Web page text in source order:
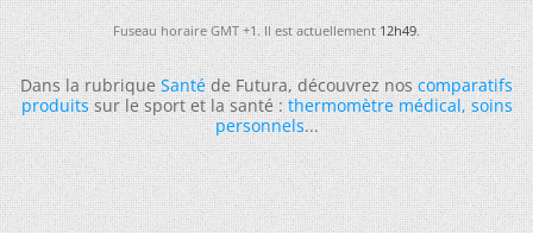
Fuseau horaire GMT +1. Il est actuellement12h49.
Dans la rubriqueSantéde Futura, découvrez noscomparatifs
produitssur le sport et la santé :thermomètre médical,soins
personnels...